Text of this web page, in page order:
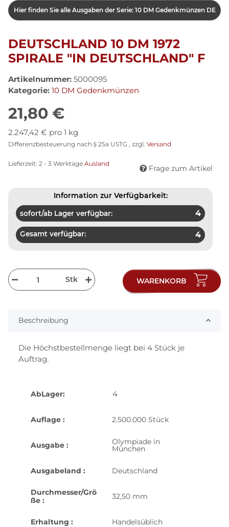
Hier finden Sie alle Ausgaben der Serie: 10 DM Gedenkmünzen DE
DEUTSCHLAND 10 DM 1972
SPIRALE "IN DEUTSCHLAND" F
Artikelnummer: 5000095
Kategorie: 10 DM Gedenkmünzen
21,80 €
2.247,42 € pro 1 kg
Differenzbesteuerung nach § 25a USTG , zzgl. Versand
Lieferzeit: 2 - 3 Werktage Ausland
Frage zum Artikel
Information zur Verfügbarkeit:
sofort/ab Lager verfügbar: 4
Gesamt verfügbar: 4
Stk WARENKORB
Beschreibung
Die Höchstbestellmenge liegt bei 4 Stück je
Auftrag.
AbLager: 4
Auflage : 2.500.000 Stück
Ausgabe : Olympiade in
München
Ausgabeland : Deutschland
Durchmesser/Grö
ße :
32,50 mm
Erhaltung : Handelsüblich